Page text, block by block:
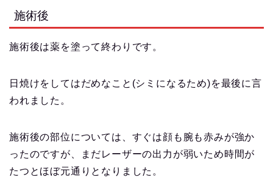
施術後
施術後は薬を塗って終わりです。
日焼けをしてはだめなこと(シミになるため)を最後に言
われました。
施術後の部位については、すぐは顔も腕も赤みが強か
ったのですが、まだレーザーの出力が弱いため時間が
たつとほぼ元通りとなりました。